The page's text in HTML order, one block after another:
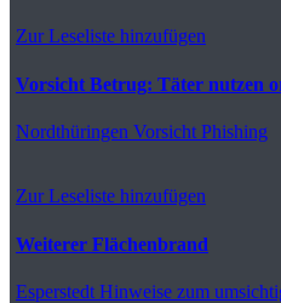
Zur Leseliste hinzufügen
Vorsicht Betrug: Täter nutzen
Nordthüringen Vorsicht Phishing
Zur Leseliste hinzufügen
Weiterer Flächenbrand
Esperstedt Hinweise zum